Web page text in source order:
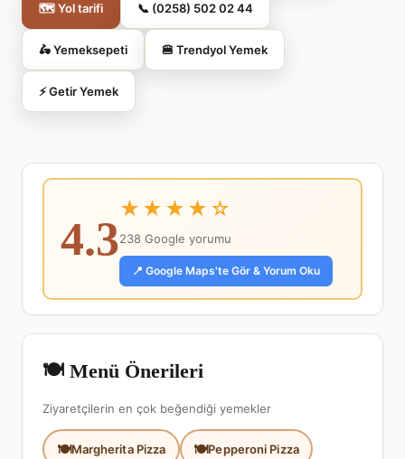
🗺️ Yol tarifi 📞 (0258) 502 02 44
🛵 Yemeksepeti 🍔 Trendyol Yemek
⚡ Getir Yemek
4.3
★★★★☆
238 Google yorumu
📍 Google Maps'te Gör & Yorum Oku
🍽️ Menü Önerileri
Ziyaretçilerin en çok beğendiği yemekler
Margherita Pizza Pepperoni Pizza